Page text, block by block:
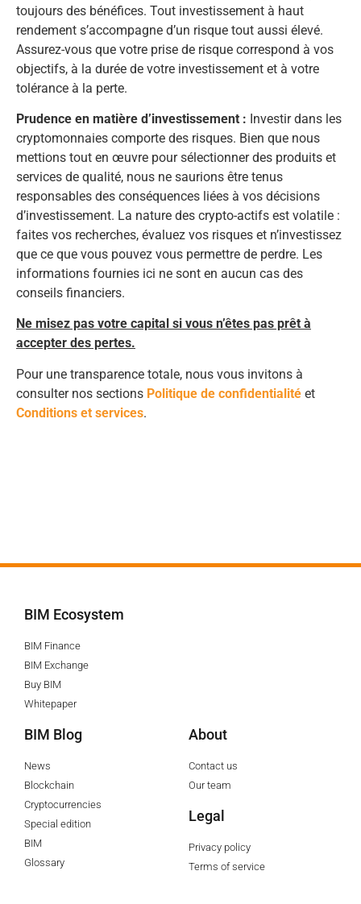
toujours des bénéfices. Tout investissement à haut
rendement s’accompagne d’un risque tout aussi élevé.
Assurez-vous que votre prise de risque correspond à vos
objectifs, à la durée de votre investissement et à votre
tolérance à la perte.
Prudence en matière d’investissement : Investir dans les
cryptomonnaies comporte des risques. Bien que nous
mettions tout en œuvre pour sélectionner des produits et
services de qualité, nous ne saurions être tenus
responsables des conséquences liées à vos décisions
d’investissement. La nature des crypto-actifs est volatile :
faites vos recherches, évaluez vos risques et n’investissez
que ce que vous pouvez vous permettre de perdre. Les
informations fournies ici ne sont en aucun cas des
conseils financiers.
Ne misez pas votre capital si vous n’êtes pas prêt à
accepter des pertes.
Pour une transparence totale, nous vous invitons à
consulter nos sections Politique de confidentialité et
Conditions et services.
BIM Ecosystem
BIM Finance
BIM Exchange
Buy BIM
Whitepaper
BIM Blog
News
Blockchain
Cryptocurrencies
Special edition
BIM
Glossary
About
Contact us
Our team
Legal
Privacy policy
Terms of service